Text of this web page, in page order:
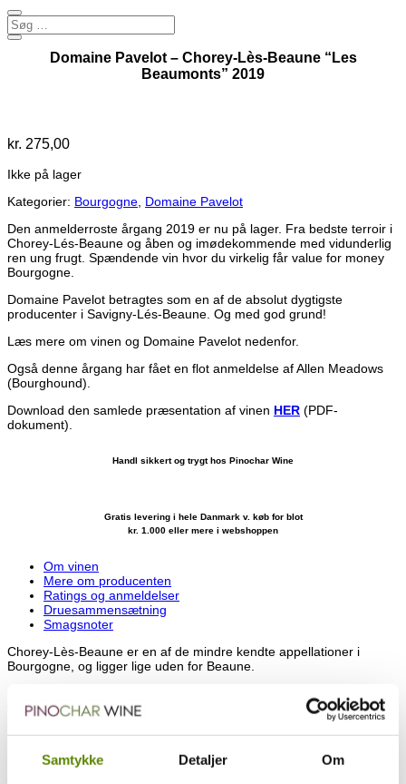
Samtykke Detaljer Om
Domaine Pavelot – Chorey-Lès-Beaune “Les
Beaumonts” 2019
kr. 275,00
Ikke på lager
Kategorier: Bourgogne Domaine Pavelot
Den anmelderroste årgang 2019 er nu på lager. Fra bedste terroir i
Chorey-Lés-Beaune og åben og imødekommende med vidunderlig
ren ung frugt. Spændende vin hvor du virkelig får value for money
Bourgogne.
Domaine Pavelot betragtes som en af de absolut dygtigste
producenter i Savigny-Lés-Beaune. Og med god grund!
Læs mere om vinen og Domaine Pavelot nedenfor.
Også denne årgang har fået en flot anmeldelse af Allen Meadows
(Bourghound).
Download den samlede præsentation af vinen HER (PDF-
dokument).
Handl sikkert og trygt hos Pinochar Wine
Gratis levering i hele Danmark v. køb for blot
kr. 1.000 eller mere i webshoppen
Om vinen
Mere om producenten
Ratings og anmeldelser
Druesammensætning
Smagsnoter
Chorey-Lès-Beaune er en af de mindre kendte appellationer i
Bourgogne, og ligger lige uden for Beaune.
vine. Marken Les Beaumonts er bedste terroir i Chorey-Lés-Beaune
marken, men køber druerne fra en fast leverandør. Derfor bliver